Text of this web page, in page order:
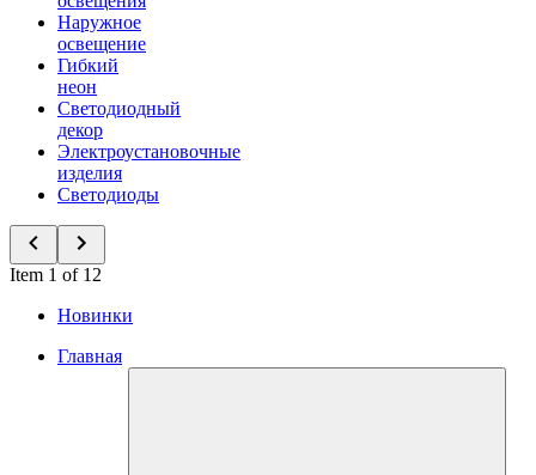
Наружное
освещение
Гибкий
неон
Светодиодный
декор
Электроустановочные
изделия
Светодиоды
Item 1 of 12
Новинки
Главная